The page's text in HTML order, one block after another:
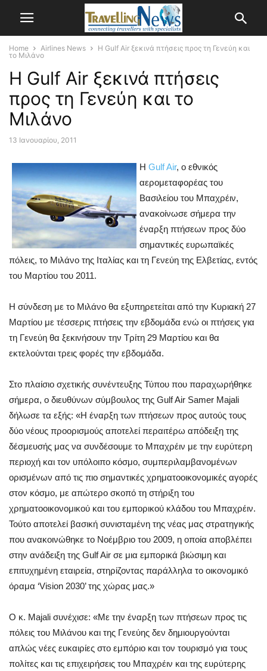
Home Airlines News
Η Gulf Air ξεκινά πτήσεις προς τη Γενεύη και
το Μιλάνο
Η Gulf Air ξεκινά πτήσεις
προς τη Γενεύη και το
Μιλάνο
13 Ιανουαρίου, 2011
Η Gulf Air, ο εθνικός
αερομεταφορέας του
Βασιλείου του Μπαχρέιν,
ανακοίνωσε σήμερα την
έναρξη πτήσεων προς δύο
σημαντικές ευρωπαϊκές
πόλεις, το Μιλάνο της Ιταλίας και τη Γενεύη της Ελβετίας, εντός
του Μαρτίου του 2011.
Η σύνδεση με το Μιλάνο θα εξυπηρετείται από την Κυριακή 27
Μαρτίου με τέσσερις πτήσεις την εβδομάδα ενώ οι πτήσεις για
τη Γενεύη θα ξεκινήσουν την Τρίτη 29 Μαρτίου και θα
εκτελούνται τρεις φορές την εβδομάδα.
Στο πλαίσιο σχετικής συνέντευξης Τύπου που παραχωρήθηκε
σήμερα, ο διευθύνων σύμβουλος της Gulf Air Samer Majali
δήλωσε τα εξής: «Η έναρξη των πτήσεων προς αυτούς τους
δύο νέους προορισμούς αποτελεί περαιτέρω απόδειξη της
δέσμευσής μας να συνδέσουμε το Μπαχρέιν με την ευρύτερη
περιοχή και τον υπόλοιπο κόσμο, συμπεριλαμβανομένων
ορισμένων από τις πιο σημαντικές χρηματοοικονομικές αγορές
στον κόσμο, με απώτερο σκοπό τη στήριξη του
χρηματοοικονομικού και του εμπορικού κλάδου του Μπαχρέιν.
Τούτο αποτελεί βασική συνισταμένη της νέας μας στρατηγικής
που ανακοινώθηκε το Νοέμβριο του 2009, η οποία αποβλέπει
στην ανάδειξη της Gulf Air σε μια εμπορικά βιώσιμη και
επιτυχημένη εταιρεία, στηρίζοντας παράλληλα το οικονομικό
όραμα ‘Vision 2030’ της χώρας μας.»
Ο κ. Majali συνέχισε: «Με την έναρξη των πτήσεων προς τις
πόλεις του Μιλάνου και της Γενεύης δεν δημιουργούνται
απλώς νέες ευκαιρίες στο εμπόριο και τον τουρισμό για τους
πολίτες και τις επιχειρήσεις του Μπαχρέιν και της ευρύτερης